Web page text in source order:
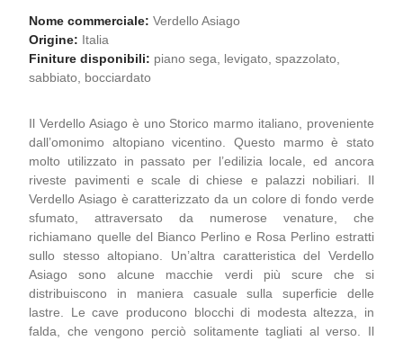
Nome commerciale:Verdello Asiago
Origine: Italia
Finiture disponibili: piano sega, levigato, spazzolato,
sabbiato, bocciardato
Il Verdello Asiago è uno Storico marmo italiano, proveniente
dall’omonimo altopiano vicentino. Questo marmo è stato
molto utilizzato in passato per l’edilizia locale, ed ancora
riveste pavimenti e scale di chiese e palazzi nobiliari. Il
Verdello Asiago è caratterizzato da un colore di fondo verde
sfumato, attraversato da numerose venature, che
richiamano quelle del Bianco Perlino e Rosa Perlino estratti
sullo stesso altopiano. Un’altra caratteristica del Verdello
Asiago sono alcune macchie verdi più scure che si
distribuiscono in maniera casuale sulla superficie delle
lastre. Le cave producono blocchi di modesta altezza, in
falda, che vengono perciò solitamente tagliati al verso. Il